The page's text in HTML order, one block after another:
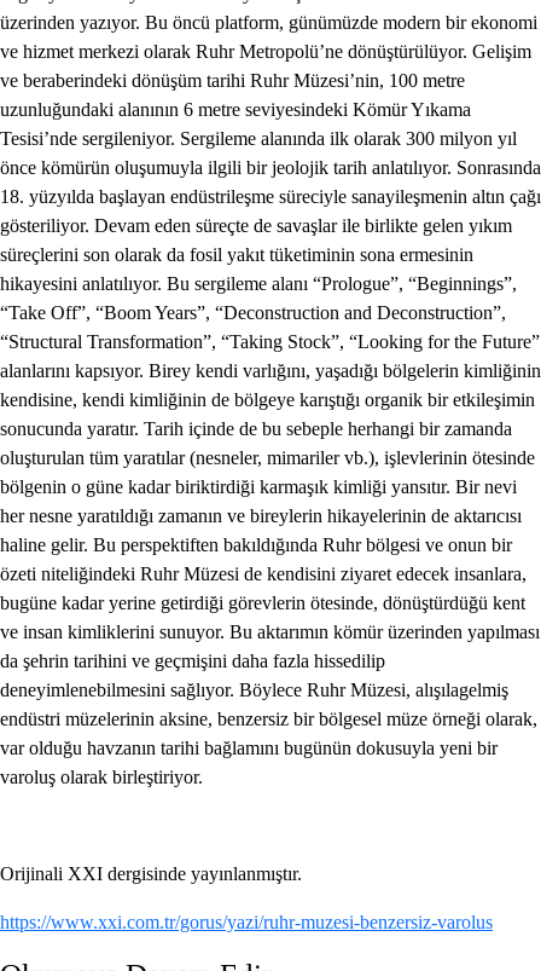
üzerinden yazıyor. Bu öncü platform, günümüzde modern bir ekonomi
ve hizmet merkezi olarak Ruhr Metropolü’ne dönüştürülüyor. Gelişim
ve beraberindeki dönüşüm tarihi Ruhr Müzesi’nin, 100 metre
uzunluğundaki alanının 6 metre seviyesindeki Kömür Yıkama
Tesisi’nde sergileniyor. Sergileme alanında ilk olarak 300 milyon yıl
önce kömürün oluşumuyla ilgili bir jeolojik tarih anlatılıyor. Sonrasında
18. yüzyılda başlayan endüstrileşme süreciyle sanayileşmenin altın çağı
gösteriliyor. Devam eden süreçte de savaşlar ile birlikte gelen yıkım
süreçlerini son olarak da fosil yakıt tüketiminin sona ermesinin
hikayesini anlatılıyor. Bu sergileme alanı “Prologue”, “Beginnings”,
“Take Off”, “Boom Years”, “Deconstruction and Deconstruction”,
“Structural Transformation”, “Taking Stock”, “Looking for the Future”
alanlarını kapsıyor. Birey kendi varlığını, yaşadığı bölgelerin kimliğinin
kendisine, kendi kimliğinin de bölgeye karıştığı organik bir etkileşimin
sonucunda yaratır. Tarih içinde de bu sebeple herhangi bir zamanda
oluşturulan tüm yaratılar (nesneler, mimariler vb.), işlevlerinin ötesinde
bölgenin o güne kadar biriktirdiği karmaşık kimliği yansıtır. Bir nevi
her nesne yaratıldığı zamanın ve bireylerin hikayelerinin de aktarıcısı
haline gelir. Bu perspektiften bakıldığında Ruhr bölgesi ve onun bir
özeti niteliğindeki Ruhr Müzesi de kendisini ziyaret edecek insanlara,
bugüne kadar yerine getirdiği görevlerin ötesinde, dönüştürdüğü kent
ve insan kimliklerini sunuyor. Bu aktarımın kömür üzerinden yapılması
da şehrin tarihini ve geçmişini daha fazla hissedilip
deneyimlenebilmesini sağlıyor. Böylece Ruhr Müzesi, alışılagelmiş
endüstri müzelerinin aksine, benzersiz bir bölgesel müze örneği olarak,
var olduğu havzanın tarihi bağlamını bugünün dokusuyla yeni bir
varoluş olarak birleştiriyor.
Orijinali XXI dergisinde yayınlanmıştır.
https://www.xxi.com.tr/gorus/yazi/ruhr-muzesi-benzersiz-varolus